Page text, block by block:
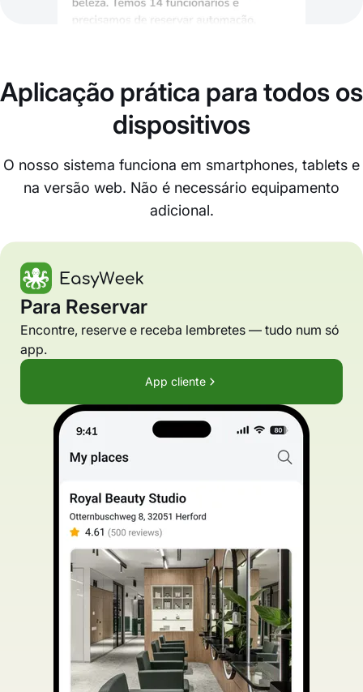
Aplicação prática para todos os
dispositivos
O nosso sistema funciona em smartphones, tablets e
na versão web. Não é necessário equipamento
adicional.
Para Reservar
Encontre, reserve e receba lembretes — tudo num só
app.
App cliente